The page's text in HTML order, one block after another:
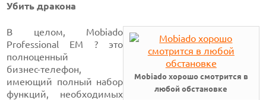
Убить дракона
Mobiado хорошо смотрится в
любой обстановке
В целом, Mobiado
Professional EM ? это
полноценный
бизнес-телефон,
имеющий полный набор
функций, необходимых